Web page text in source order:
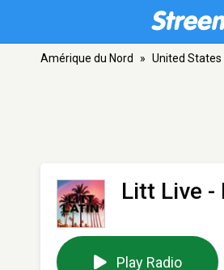
Amérique du Nord » United States
Litt Live -
Play Radio